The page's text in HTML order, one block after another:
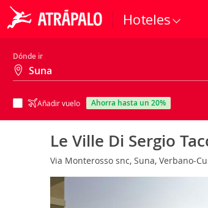
Hoteles
Dónde ir
Añadir vuelo ahorra hasta un 20%
Le Ville Di Sergio
Via Monterosso snc, Suna, Verbano-